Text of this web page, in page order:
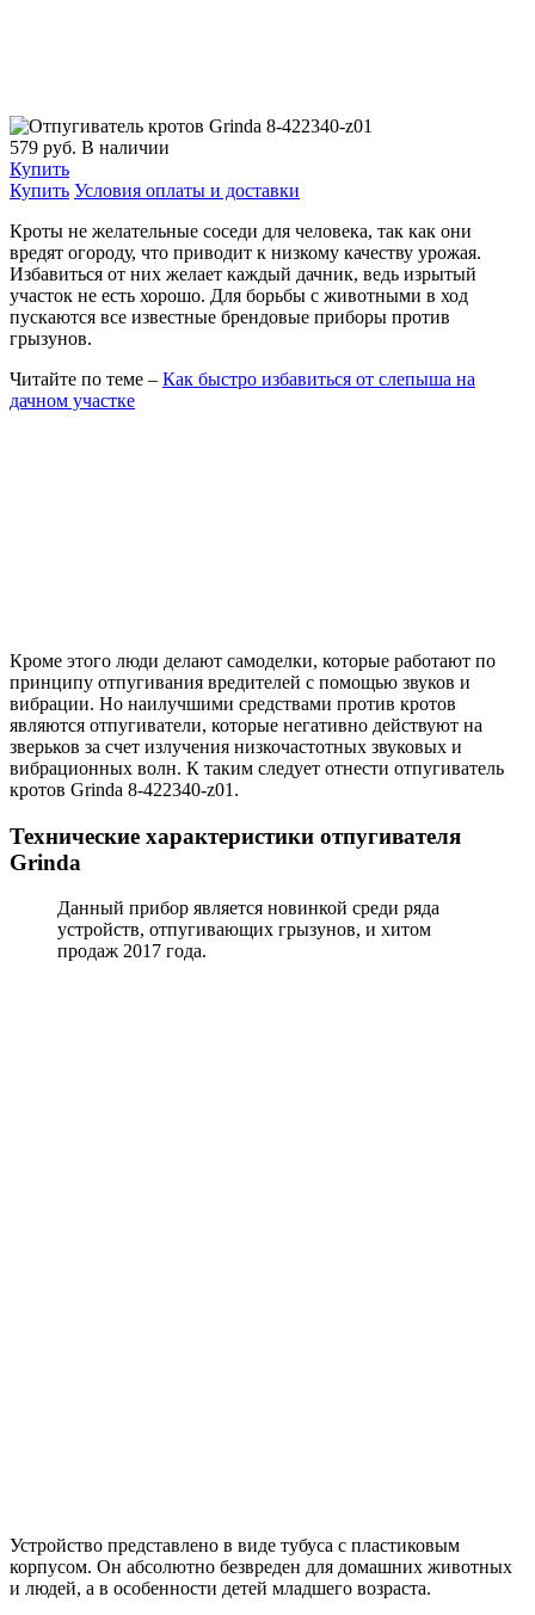
579 руб. В наличии
Купить
Купить Условия оплаты и доставки
Кроты не желательные соседи для человека, так как они
вредят огороду, что приводит к низкому качеству урожая.
Избавиться от них желает каждый дачник, ведь изрытый
участок не есть хорошо. Для борьбы с животными в ход
пускаются все известные брендовые приборы против
грызунов.
Читайте по теме – Как быстро избавиться от слепыша на
дачном участке
Кроме этого люди делают самоделки, которые работают по
принципу отпугивания вредителей с помощью звуков и
вибрации. Но наилучшими средствами против кротов
являются отпугиватели, которые негативно действуют на
зверьков за счет излучения низкочастотных звуковых и
вибрационных волн. К таким следует отнести отпугиватель
кротов Grinda 8-422340-z01.
Технические характеристики отпугивателя
Grinda
Данный прибор является новинкой среди ряда
устройств, отпугивающих грызунов, и хитом
продаж 2017 года.
Устройство представлено в виде тубуса с пластиковым
корпусом. Он абсолютно безвреден для домашних животных
и людей, а в особенности детей младшего возраста.